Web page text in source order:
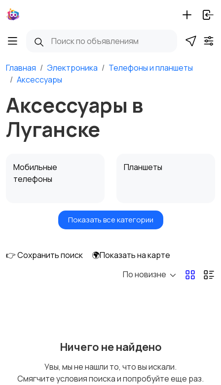
Главная Электроника
Телефоны и планшеты
Аксессуары
Аксессуары в
Луганске
Мобильные
телефоны
Планшеты
Умные часы и
Стационарные
Запчасти
аккумуляторы
Показать все категории
👉 Сохранить поиск
🌍Показать на карте
По новизне
Ничего не найдено
Увы, мы не нашли то, что вы искали.
Смягчите условия поиска и попробуйте еще раз.